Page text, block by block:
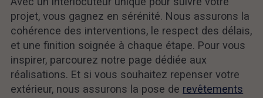
projet, vous gagnez en sérénité. Nous assurons la
cohérence des interventions, le respect des délais,
et une finition soignée à chaque étape. Pour vous
inspirer, parcourez notre page dédiée aux
réalisations. Et si vous souhaitez repenser votre
extérieur, nous assurons la pose de revêtements